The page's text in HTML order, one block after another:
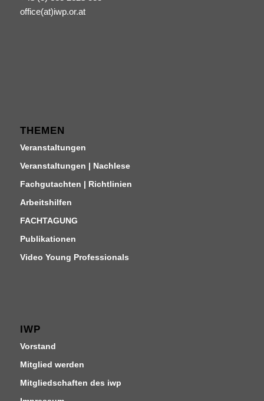
office(at)iwp.or.at
THEMEN
Veranstaltungen
Veranstaltungen | Nachlese
Fachgutachten | Richtlinien
Arbeitshilfen
FACHTAGUNG
Publikationen
Video Young Professionals
IWP
Vorstand
Mitglied werden
Mitgliedschaften des iwp